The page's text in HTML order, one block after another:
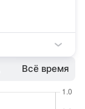
Всё время